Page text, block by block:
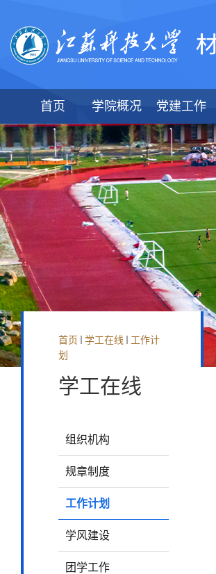
首页 学院概况 党建工作
首页 学工在线
工作计
划
学工在线
组织机构
规章制度
工作计划
学风建设
团学工作